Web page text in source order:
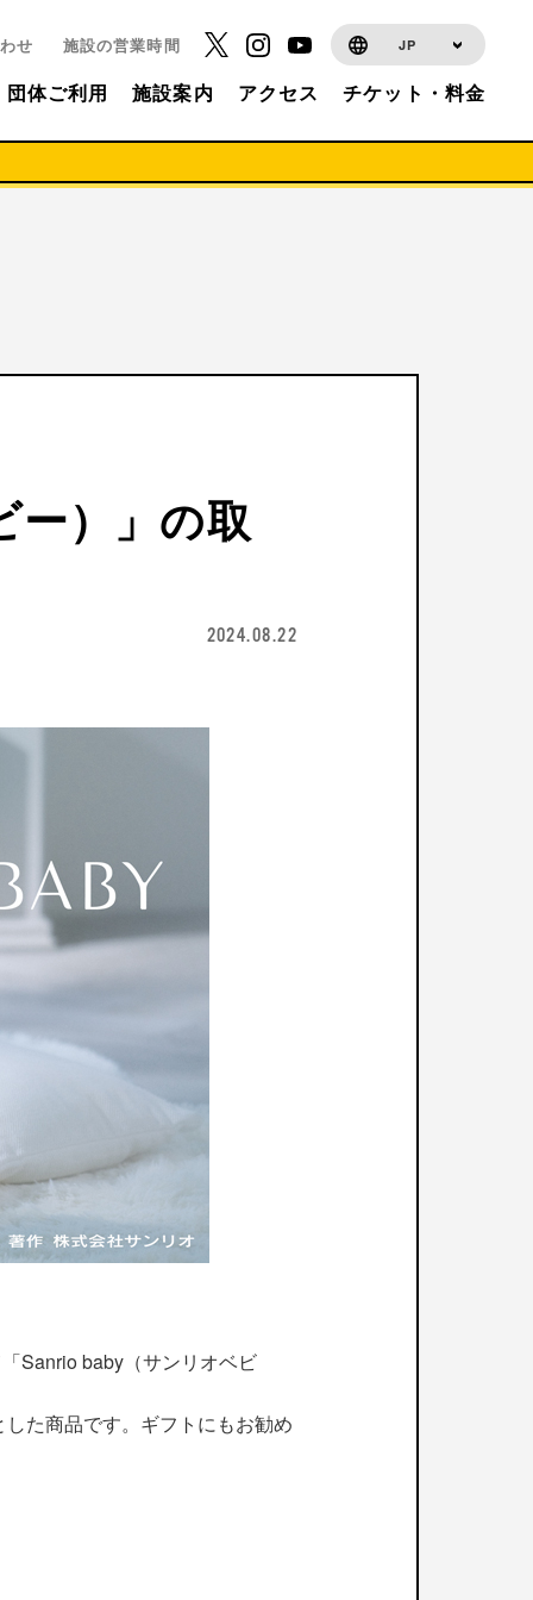
せ 施設の営業時間 JP
団体ご利用 施設案内 アクセス チケット・料金
ー）」の取
2024.08.22
Sanrio baby（サンリオベビ
た商品です。ギフトにもお勧め